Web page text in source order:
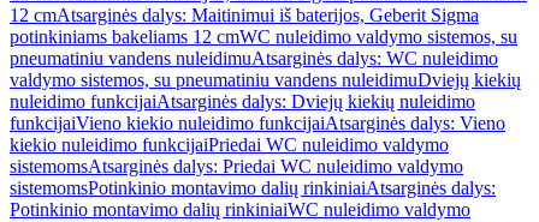
12 cmAtsarginės dalys: Maitinimui iš baterijos, Geberit Sigma
potinkiniams bakeliams 12 cmWC nuleidimo valdymo sistemos, su
pneumatiniu vandens nuleidimuAtsarginės dalys: WC nuleidimo
valdymo sistemos, su pneumatiniu vandens nuleidimuDviejų kiekių
nuleidimo funkcijaiAtsarginės dalys: Dviejų kiekių nuleidimo
funkcijaiVieno kiekio nuleidimo funkcijaiAtsarginės dalys: Vieno
kiekio nuleidimo funkcijaiPriedai WC nuleidimo valdymo
sistemomsAtsarginės dalys: Priedai WC nuleidimo valdymo
sistemomsPotinkinio montavimo dalių rinkiniaiAtsarginės dalys:
Potinkinio montavimo dalių rinkiniaiWC nuleidimo valdymo